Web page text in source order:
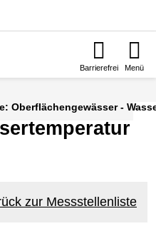
Barrierefrei Menü
Oberflächengewässer -
zur Messstellenliste